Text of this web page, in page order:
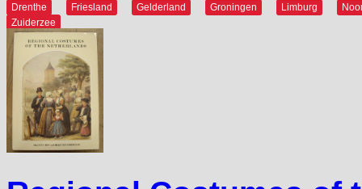
Drenthe
Friesland Gelderland Groningen Limburg
Zuiderzee